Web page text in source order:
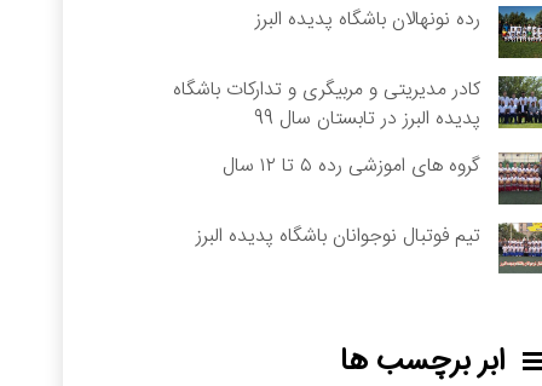
رده نونهالان باشگاه پدیده البرز
کادر مدیریتی و مربیگری و تدارکات باشگاه
پدیده البرز در تابستان سال 99
گروه های اموزشی رده ۵ تا ۱۲ سال
تیم فوتبال نوجوانان باشگاه پدیده البرز
ابر برچسب ها